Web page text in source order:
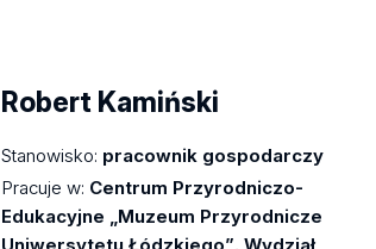
Robert Kamiński
Stanowisko: pracownik gospodarczy
Pracuje w: Centrum Przyrodniczo-
Edukacyjne „Muzeum Przyrodnicze